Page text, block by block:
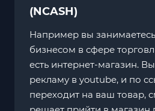
(NCASH)
Например вы
бизнесом в сфере
есть интернет-магазин.
рекламу в youtube, и по
переходит на ваш товар,